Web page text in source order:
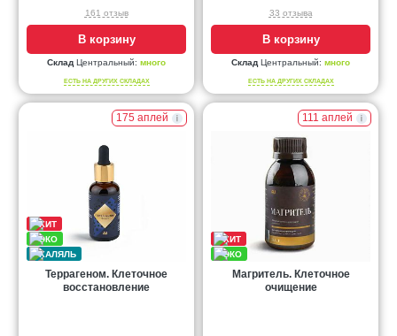
161 отзыв
В корзину
Склад Центральный: много
ЕСТЬ НА ДРУГИХ СКЛАДАХ
33 отзыва
В корзину
Склад Центральный: много
ЕСТЬ НА ДРУГИХ СКЛАДАХ
175 аплей
Террагеном. Клеточное
восстановление
111 аплей
Магритель. Клеточное
очищение